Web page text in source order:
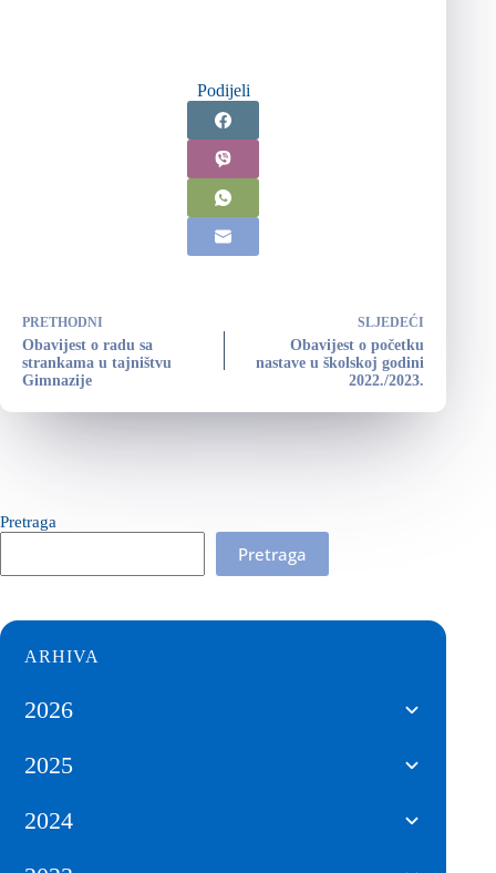
Podijeli
PRETHODNI
Obavijest o radu sa
strankama u tajništvu
Gimnazije
SLJEDEĆI
Obavijest o početku
nastave u školskoj godini
2022./2023.
Pretraga
Pretraga
ARHIVA
2026
2025
2024